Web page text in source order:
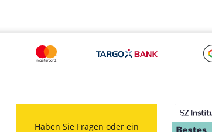
Haben Sie Fragen oder ein